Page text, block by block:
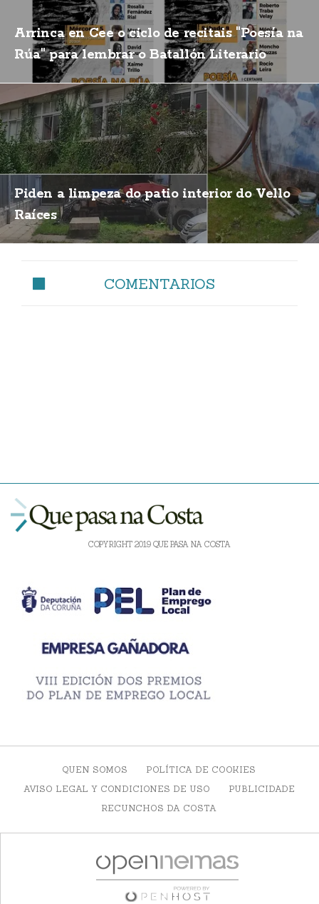
Arrinca en Cee o ciclo de recitais "Poesía na
Rúa" para lembrar o Batallón Literario
Piden a limpeza do patio interior do Vello
Raíces
COMENTARIOS
COPYRIGHT 2019 QUE PASA NA COSTA
QUEN SOMOS
POLÍTICA DE COOKIES
AVISO LEGAL Y CONDICIONES DE USO
PUBLICIDADE
RECUNCHOS DA COSTA